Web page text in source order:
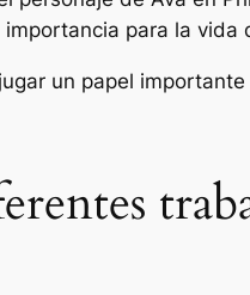
para la vida
jugar un papel importante